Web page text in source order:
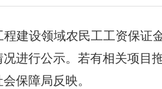
建设领域农民工工资保证
进行公示。若有相关项目
保障局反映。